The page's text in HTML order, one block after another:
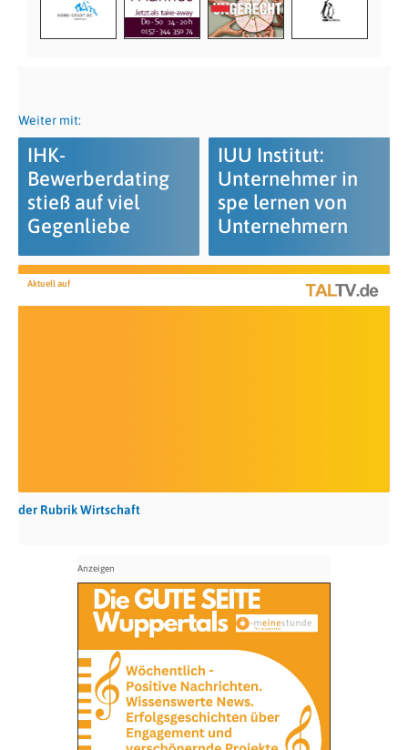
Weiter mit:
IHK-
Bewerberdating
stieß auf viel
Gegenliebe
IUU Institut:
Unternehmer in
spe lernen von
Unternehmern
Aktuell auf
der Rubrik Wirtschaft